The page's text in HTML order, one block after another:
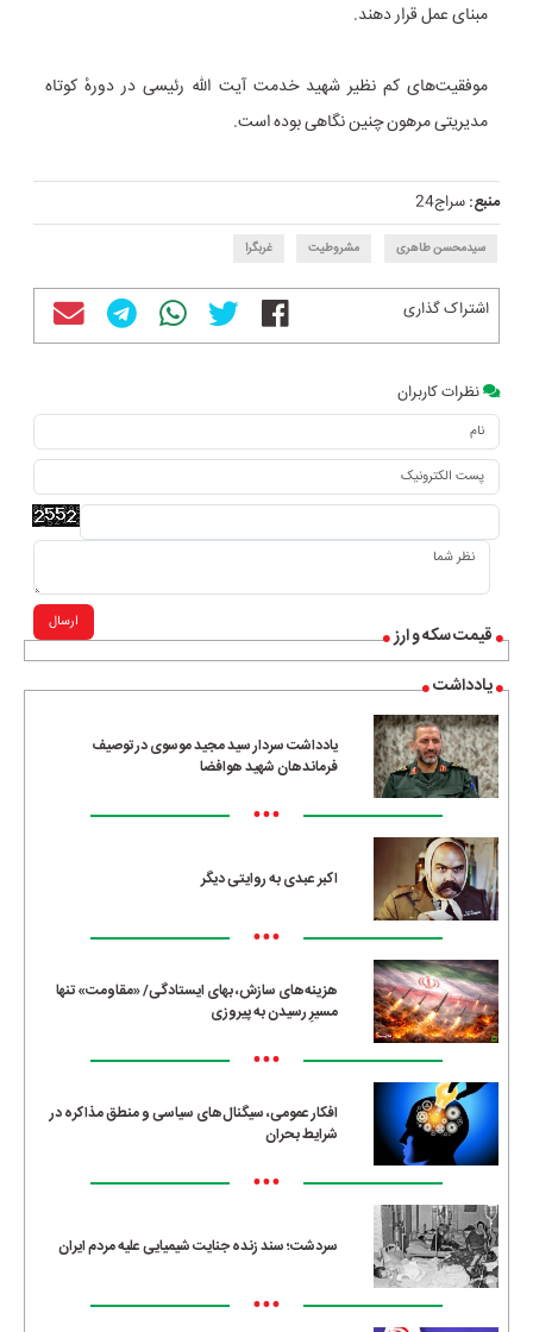
قیمت سکه و ارز
یادداشت
یادداشت سردار سید مجید موسوی در توصیف
فرماندهان شهید هوافضا
•••
اکبر عبدی به روایتی دیگر
•••
هزینه‌های سازش، بهای ایستادگی/ «مقاومت» تنها
مسیرِ رسیدن به پیروزی
•••
افکار عمومی، سیگنال‌های سیاسی و منطق مذاکره در
شرایط بحران
•••
سردشت؛ سند زنده جنایت شیمیایی علیه مردم ایران
•••
مبنای عمل قرار دهند.
موفقیت‌های کم‌ نظیر شهید خدمت آیت‌ الله رئیسی در دورهٔ کوتاه
مدیریتی مرهون چنین نگاهی بوده است.
منبع:سراج24
سیدمحسن طاهری مشروطیت غربگرا
اشتراک گذاری
نظرات کاربران
ارسال